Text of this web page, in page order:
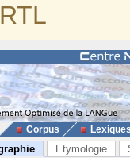
Corpus
Etymologie